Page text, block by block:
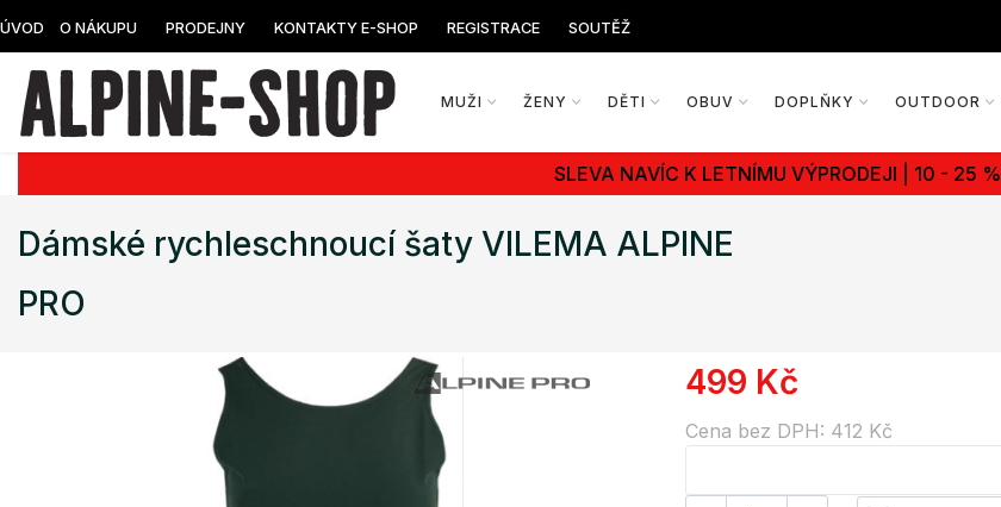
ÚVOD O NÁKUPU PRODEJNY KONTAKTY E-SHOP REGISTRACE SOUTĚŽ
MUŽI ŽENY DĚTI OBUV DOPLŇKY OUTDOOR
SLEVA NAVÍC K LETNÍMU VÝPRODEJI | 10 - 25 %
Dámské rychleschnoucí šaty VILEMA ALPINE
PRO
499 Kč
Cena bez DPH: 412 Kč